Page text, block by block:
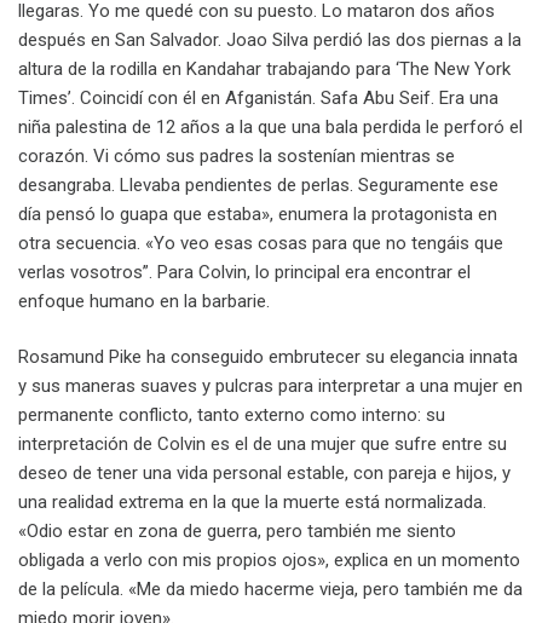
llegaras. Yo me quedé con su puesto. Lo mataron dos años
después en San Salvador. Joao Silva perdió las dos piernas a la
altura de la rodilla en Kandahar trabajando para ‘The New York
Times’. Coincidí con él en Afganistán. Safa Abu Seif. Era una
niña palestina de 12 años a la que una bala perdida le perforó el
corazón. Vi cómo sus padres la sostenían mientras se
desangraba. Llevaba pendientes de perlas. Seguramente ese
día pensó lo guapa que estaba», enumera la protagonista en
otra secuencia. «Yo veo esas cosas para que no tengáis que
verlas vosotros”. Para Colvin, lo principal era encontrar el
enfoque humano en la barbarie.
Rosamund Pike ha conseguido embrutecer su elegancia innata
y sus maneras suaves y pulcras para interpretar a una mujer en
permanente conflicto, tanto externo como interno: su
interpretación de Colvin es el de una mujer que sufre entre su
deseo de tener una vida personal estable, con pareja e hijos, y
una realidad extrema en la que la muerte está normalizada.
«Odio estar en zona de guerra, pero también me siento
obligada a verlo con mis propios ojos», explica en un momento
de la película. «Me da miedo hacerme vieja, pero también me da
miedo morir joven».